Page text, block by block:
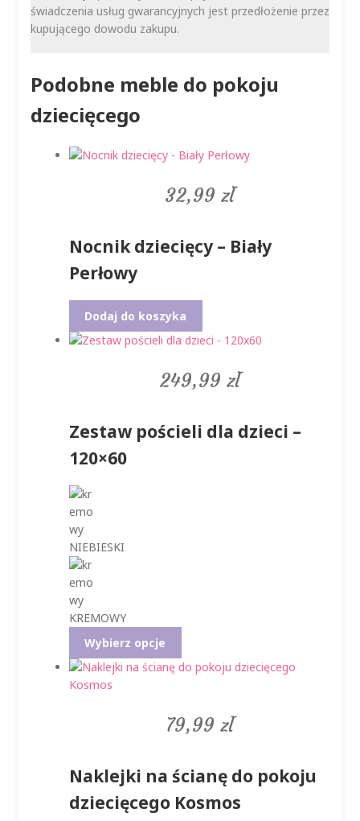
świadczenia usług gwarancyjnych jest przedłożenie przez
kupującego dowodu zakupu.
Podobne meble do pokoju
dziecięcego
32,99 zł
Nocnik dziecięcy – Biały
Perłowy
Dodaj do koszyka
249,99 zł
Zestaw pościeli dla dzieci –
120×60
NIEBIESKI
KREMOWY
Wybierz opcje
ma
Opcje
na
stronie
produktu
79,99 zł
Naklejki na ścianę do pokoju
dziecięcego Kosmos